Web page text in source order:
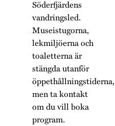
Söderfjärdens
vandringsled.
Museistugorna,
lekmiljöerna och
toaletterna är
stängda utanför
öppethållningstiderna,
men ta kontakt
om du vill boka
program.